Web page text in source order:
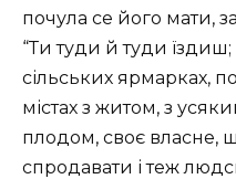
почула се його мати,
“Ти туди й туди їздиш;
сільських ярмарках,
містах з житом, з
плодом, своє власне,
спродавати і теж